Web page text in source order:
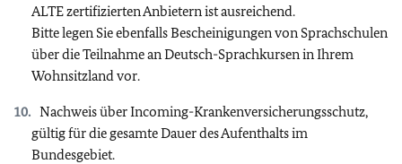
ALTE zertifizierten Anbietern ist ausreichend.
Bitte legen Sie ebenfalls Bescheinigungen von Sprachschulen
über die Teilnahme an Deutsch-Sprachkursen in Ihrem
Wohnsitzland vor.
Nachweis über Incoming-Krankenversicherungsschutz,
gültig für die gesamte Dauer des Aufenthalts im
Bundesgebiet.